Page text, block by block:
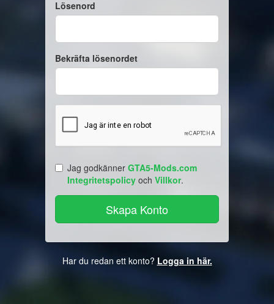
Lösenord
Bekräfta lösenordet
Jag godkänner GTA5-Mods.com
Integritetspolicy och Villkor.
Har du redan ett konto? Logga in här.